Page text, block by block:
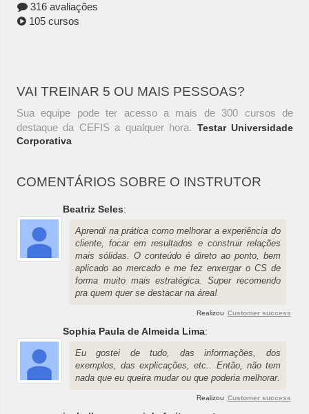
316 avaliações
105 cursos
VAI TREINAR 5 OU MAIS PESSOAS?
Sua equipe pode ter acesso a mais de 300 cursos de
destaque da CEFIS a qualquer hora. Testar Universidade
Corporativa
COMENTÁRIOS SOBRE O INSTRUTOR
Beatriz Seles:
Aprendi na prática como melhorar a experiência do
cliente, focar em resultados e construir relações
mais sólidas. O conteúdo é direto ao ponto, bem
aplicado ao mercado e me fez enxergar o CS de
forma muito mais estratégica. Super recomendo
pra quem quer se destacar na área!
Realizou Customer success
Sophia Paula de Almeida Lima:
Eu gostei de tudo, das informações, dos
exemplos, das explicações, etc.. Então, não tem
nada que eu queira mudar ou que poderia melhorar.
Realizou Customer success